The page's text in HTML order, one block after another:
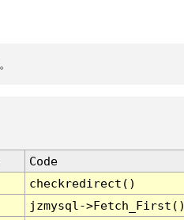
Code
checkredirect()
jzmysql-